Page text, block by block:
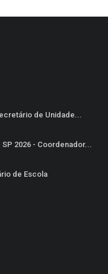
de Unidade...
2026 - Coordenador...
de Escola